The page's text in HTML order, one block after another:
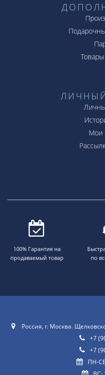
Мои
100% Гарантия на
продаваемый товар
по
Россия, г. Москва.
+7
+7
ПН-